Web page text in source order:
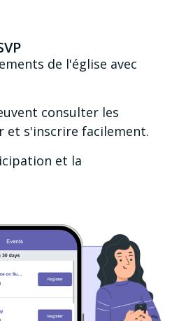
de l'église avec
consulter les
et s'inscrire facilement.
et la